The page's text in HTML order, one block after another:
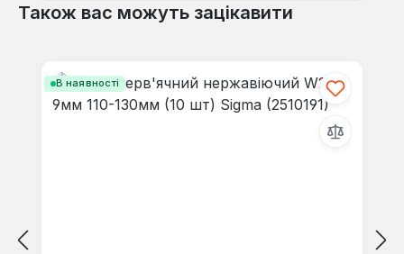
Також вас можуть зацікавити
В наявності